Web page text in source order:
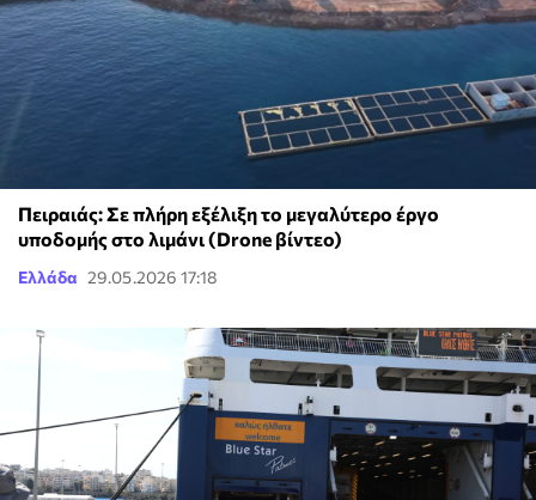
Πειραιάς: Σε πλήρη εξέλιξη το μεγαλύτερο έργο
υποδομής στο λιμάνι (Drone βίντεο)
Ελλάδα 29.05.2026 17:18